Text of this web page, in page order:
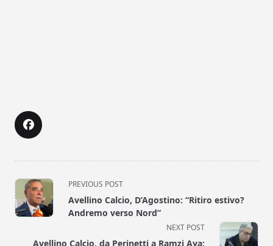
<span
class="nav-
subtitle
reader-
PREVIOUS POST
Avellino Calcio, D’Agostino: “Ritiro estivo?
Andremo verso Nord”
NEXT POST
Avellino Calcio, da Perinetti a Ramzi Aya: